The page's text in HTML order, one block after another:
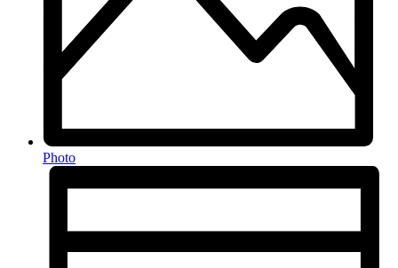
Photo